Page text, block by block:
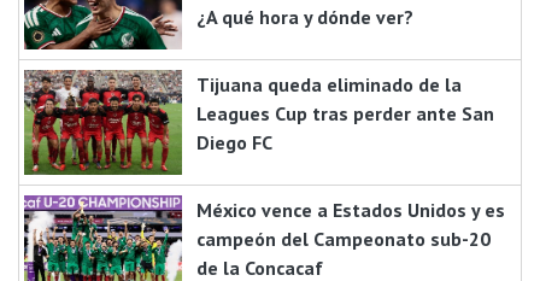
¿A qué hora y dónde ver?
Tijuana queda eliminado de la
Leagues Cup tras perder ante San
Diego FC
México vence a Estados Unidos y es
campeón del Campeonato sub-20
de la Concacaf